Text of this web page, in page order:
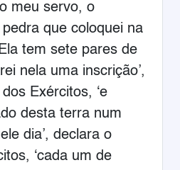
meu servo, o
que coloquei na
tem sete pares de
nela uma inscrição’,
Exércitos, ‘e
desta terra num
dia’, declara o
‘cada um de